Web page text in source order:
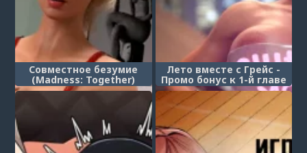
Совместное безумие
(Madness: Together)
Лето вместе с Грейс -
Промо бонус к 1-й главе